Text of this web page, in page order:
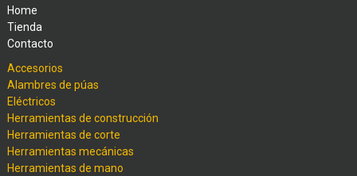
Home
Tienda
Contacto
Accesorios
Alambres de púas
Eléctricos
Herramientas de construcción
Herramientas de corte
Herramientas mecánicas
Herramientas de mano